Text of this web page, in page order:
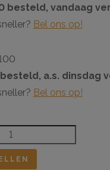
besteld, vandaag
Bel ons op!
a.s. dinsdag
Bel ons op!